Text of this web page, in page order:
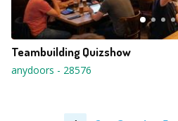
Teambuilding Quizshow
anydoors - 28576